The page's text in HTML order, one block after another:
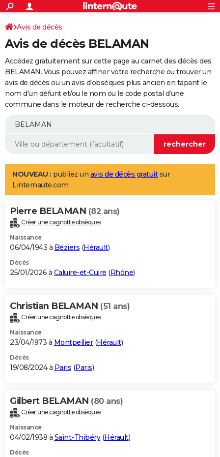
ACTUALITÉS
Politique
Société
Faits Divers
Education
Monde
Villes
+
SPORT
Coupe du monde 2026
Football
Tennis
Cyclisme
Rugby
Forum
Programme TV
TNT
Streaming
Cinéma
Sorties cinéma
Musique
+
FINANCE
Retraite
Epargne
Immobilier
Risques naturels par ville
Banque
Assurance
AUTO
Essais
Réserver un essai
Citadines
Berlines
SUV
Forum auto
+
Mobiles
Meilleur smartphone
Internet
Ordinateurs
Jeux vidéo
Guide high-tech
Aménagement intérieur
LIFESTYLE
Art de vivre
Bien-être
Loisirs
Mode
Modes de vie
Alimentation
Guide de la santé
Maladies
Médicaments
Sommeil
VOYAGE
Destinations
City break
Voyage nature
Voyage de noces
Forum
Climat
+PHOTO
GUIDES D'ACHAT
BONS PLANS
Carte de Noël
Carte Bonne année
Carte Saint-Valentin
Carte Pâques
Carte d'anniversaire
DICTIONNAIRE
Dictionnaire
Biographies
Citations
Expressions
Proverbes
PROGRAMME TV
S'inscrire
Se connecter
Lycées
Collèges
Primaires
Universités
Entreprises
Service militaire
Avis de recherche
AVIS DE DÉCÈS
Bricolage
Lifestyle
Culture
Sport
Auto
Television
Voyage
Cinema
Avis de décès
Avis de décès BELAMAN
Accédez gratuitement sur cette page au carnet des décès des
BELAMAN. Vous pouvez affiner votre recherche ou trouver un
avis de décès ou un avis d'obsèques plus ancien en tapant le
nom d'un défunt et/ou le nom ou le code postal d'une
commune dans le moteur de recherche ci-dessous.
NOUVEAU : publiez un avis de décès gratuitsur
Linternaute.com
Pierre BELAMAN (82 ans)
Créer une cagnotte obsèques
Naissance
06/04/1943 à Béziers (Hérault)
Décès
25/01/2026 à Caluire-et-Cuire (Rhône)
Christian BELAMAN (51 ans)
Créer une cagnotte obsèques
Naissance
23/04/1973 à Montpellier(Hérault)
Décès
19/08/2024 à Paris (Paris)
Gilbert BELAMAN (80 ans)
Créer une cagnotte obsèques
Naissance
04/02/1938 à Saint-Thibéry(Hérault)
Décès